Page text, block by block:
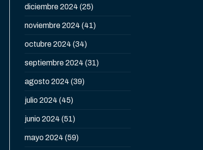
diciembre 2024 (25)
noviembre 2024 (41)
octubre 2024 (34)
septiembre 2024 (31)
agosto 2024 (39)
julio 2024 (45)
junio 2024 (51)
mayo 2024 (59)